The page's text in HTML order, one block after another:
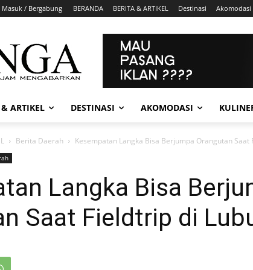
Masuk / Bergabung BERANDA BERITA & ARTIKEL Destinasi Akomodasi
ARTIKEL DESTINASI AKOMODASI
Berita Daerah Kesempatan Langka Bisa Berjumpa Orangutan Saat
Langka Bisa
Saat Fieldtrip di